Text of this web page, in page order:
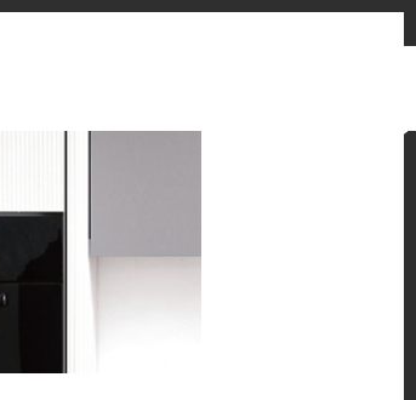
い。
ングの魅力的な施工例をご紹介しま